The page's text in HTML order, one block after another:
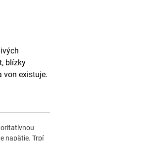
blízky
von existuje.
napätie. Trpí